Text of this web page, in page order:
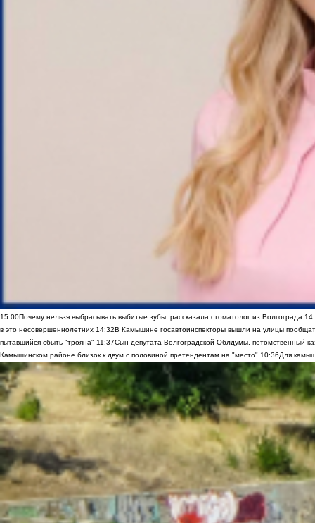
15:00Почему нельзя выбрасывать выбитые зубы, рассказала стоматолог из Волгограда
в это несовершеннолетних 14:32В Камышине госавтоинспекторы вышли на улицы
пытавшийся сбыть "трояна" 11:37Сын депутата Волгоградской Облдумы, потомственный
Камышинском районе близок к двум с половиной претендентам на "место" 10:36Для